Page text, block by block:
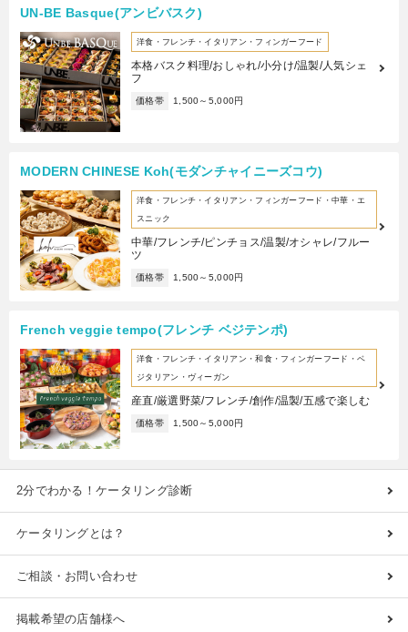
UN-BE Basque(アンビバスク)
洋食・フレンチ・イタリアン・フィンガーフード
本格バスク料理/おしゃれ/小分け/温製/人気シェ
フ
価格帯 1,500～5,000円
MODERN CHINESE Koh(モダンチャイニーズコウ)
洋食・フレンチ・イタリアン・フィンガーフード・中華・エ
スニック
中華/フレンチ/ピンチョス/温製/オシャレ/フルー
ツ
価格帯 1,500～5,000円
French veggie tempo(フレンチ ベジテンポ)
洋食・フレンチ・イタリアン・和食・フィンガーフード・ベ
ジタリアン・ヴィーガン
産直/厳選野菜/フレンチ/創作/温製/五感で楽しむ
価格帯 1,500～5,000円
2分でわかる！ケータリング診断
ケータリングとは？
ご相談・お問い合わせ
掲載希望の店舗様へ